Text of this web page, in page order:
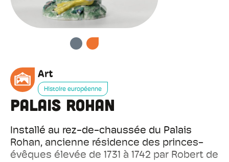
PRÉCÉDENT
SUIVANT
Art
Histoire européenne
Palais Rohan
Installé au rez-de-chaussée du Palais
Rohan, ancienne résidence des princes-
évêques élevée de 1731 à 1742 par Robert de